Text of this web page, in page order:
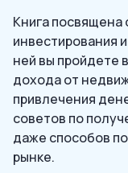
Книга
инвестирования
ней вы пройдете
дохода от
привлечения
советов по
даже способов
рынке.